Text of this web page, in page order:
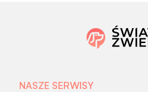
NASZE SERWISY